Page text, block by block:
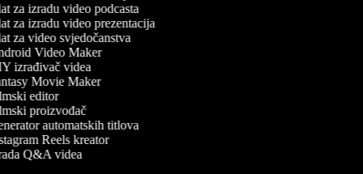
za izradu video podcasta
za izradu video prezentacija
za video svjedočanstva
Video Maker
izrađivač videa
Movie Maker
editor
proizvođač
automatskih titlova
Reels kreator
Q&A videa